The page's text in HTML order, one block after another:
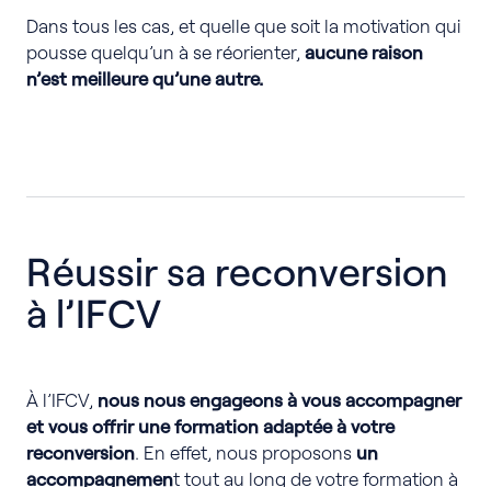
Dans tous les cas, et quelle que soit la motivation qui
pousse quelqu’un à se réorienter, aucune raison
n’est meilleure qu’une autre.
Réussir sa reconversion
à l’IFCV
À l’IFCV, nous nous engageons à vous accompagner
et vous offrir une formation adaptée à votre
reconversion. En effet, nous proposons un
accompagnement tout au long de votre formation à